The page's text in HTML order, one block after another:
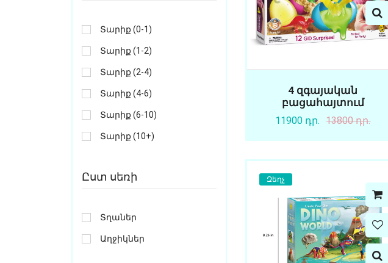
4 զգայական
բացահայտում
11900 դր. 13800 դր.
Զեղչ
Տարիք (0-1)
Տարիք (1-2)
Տարիք (2-4)
Տարիք (4-6)
Տարիք (6-10)
Տարիք (10+)
Ըստ սեռի
Տղաներ
Աղջիկներ